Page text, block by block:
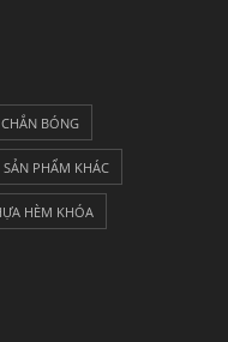
BÓNG
SẢN PHẨM KHÁC
HÈM KHÓA